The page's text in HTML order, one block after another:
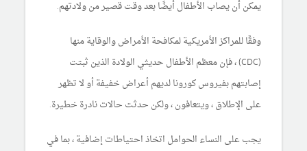
يمكن أن يصاب الأطفال أيضًا بعد وقت قصير من ولادتهم.
وفقًا للمراكز الأمريكية لمكافحة الأمراض والوقاية منها
(CDC) ، فإن معظم الأطفال حديثي الولادة الذين ثبتت
إصابتهم بفيروس كورونا لديهم أعراض خفيفة أو لا تظهر
على الإطلاق ، ويتعافون ، ولكن حدثت حالات نادرة خطيرة.
يجب على النساء الحوامل اتخاذ احتياطات إضافية ، بما في